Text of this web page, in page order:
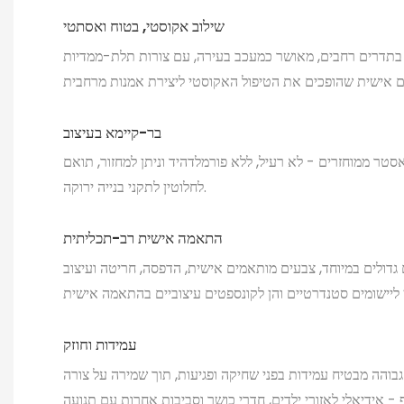
שילוב אקוסטי, בטוח ואסתטי
בתדרים רחבים, מאושר כמעכב בעירה, עם צורות תלת-ממדיות
בר-קיימא בעיצוב
סיבי פוליאסטר ממוחזרים - לא רעיל, ללא פורמלדהיד וניתן למחזור, תואם
לחלוטין לתקני בנייה ירוקה.
התאמה אישית רב-תכליתית
במיוחד, צבעים מותאמים אישית, הדפסה, חריטה ועיצוב
עמידות וחוזק
מבטיח עמידות בפני שחיקה ופגיעות, תוך שמירה על צורה
- אידיאלי לאזורי ילדים, חדרי כושר וסביבות אחרות עם תנועה